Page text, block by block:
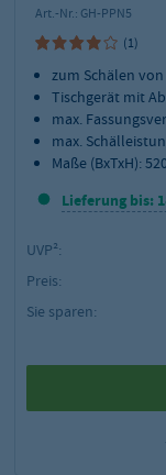
Art.-Nr.: GH-PPN5
(1)
zum Schälen
Tischgerät mit
max.
max.
Maße (BxTxH):
Lieferung bis:
UVP²:
Preis:
Sie sparen: